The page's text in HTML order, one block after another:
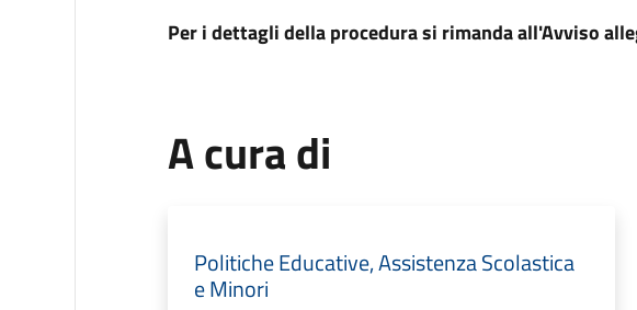
Per i dettagli della procedura si rimanda all'Avviso
A cura di
Politiche Educative, Assistenza Scolastica
e Minori